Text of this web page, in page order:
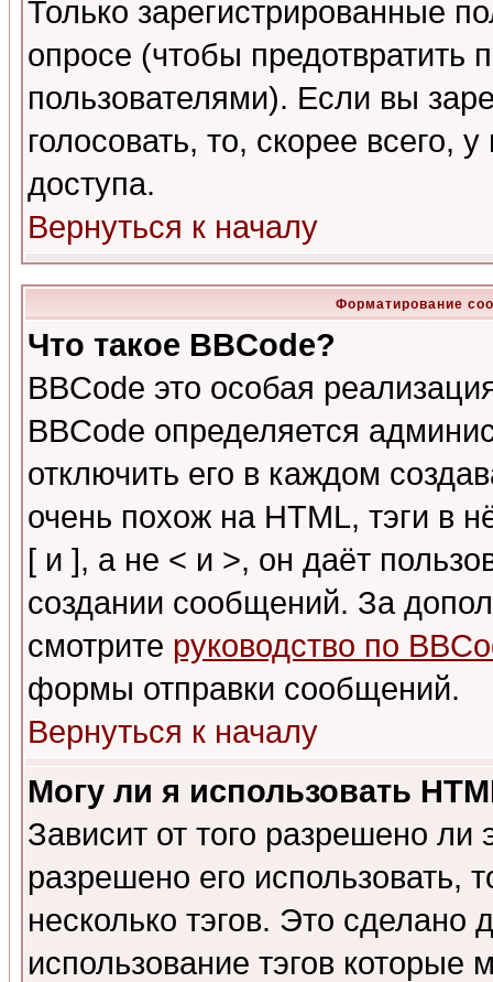
Только зарегистрированные
опросе (чтобы предотвратить
пользователями). Если вы
голосовать, то, скорее всего,
доступа.
Вернуться к началу
Форматирование
Что такое BBCode?
BBCode это особая
BBCode определяется
отключить его в каждом
очень похож на HTML, тэги в
[ и ], а не < и >, он даёт
создании сообщений. За
смотрите руководство по
формы отправки сообщений.
Вернуться к началу
Могу ли я использовать
Зависит от того разрешено
разрешено его использовать,
несколько тэгов. Это сделано
использование тэгов